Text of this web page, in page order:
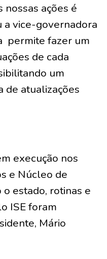
nossas ações é
a vice-governadora
permite fazer um
de cada
um
de atualizações
execução nos
e Núcleo de
estado, rotinas e
ISE foram
Mário